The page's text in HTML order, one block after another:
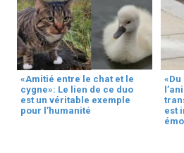
«Amitié entre le chat et le
cygne»: Le lien de ce duo
est un véritable exemple
pour l’humanité
est